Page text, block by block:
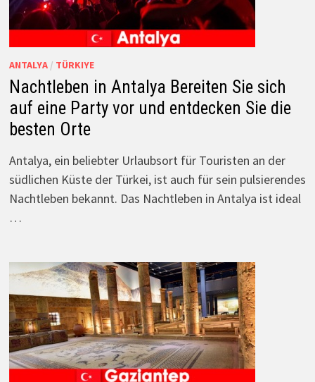
ANTALYA/ TÜRKIYE
Nachtleben in Antalya Bereiten Sie sich
auf eine Party vor und entdecken Sie die
besten Orte
Antalya, ein beliebter Urlaubsort für Touristen an der
südlichen Küste der Türkei, ist auch für sein pulsierendes
Nachtleben bekannt. Das Nachtleben in Antalya ist ideal
…